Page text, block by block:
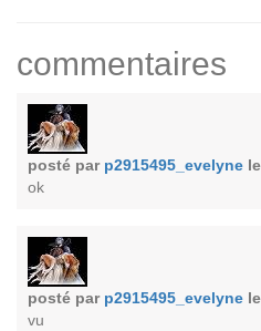
commentaires
posté par p2915495_evelyne
ok
posté par p2915495_evelyne
vu